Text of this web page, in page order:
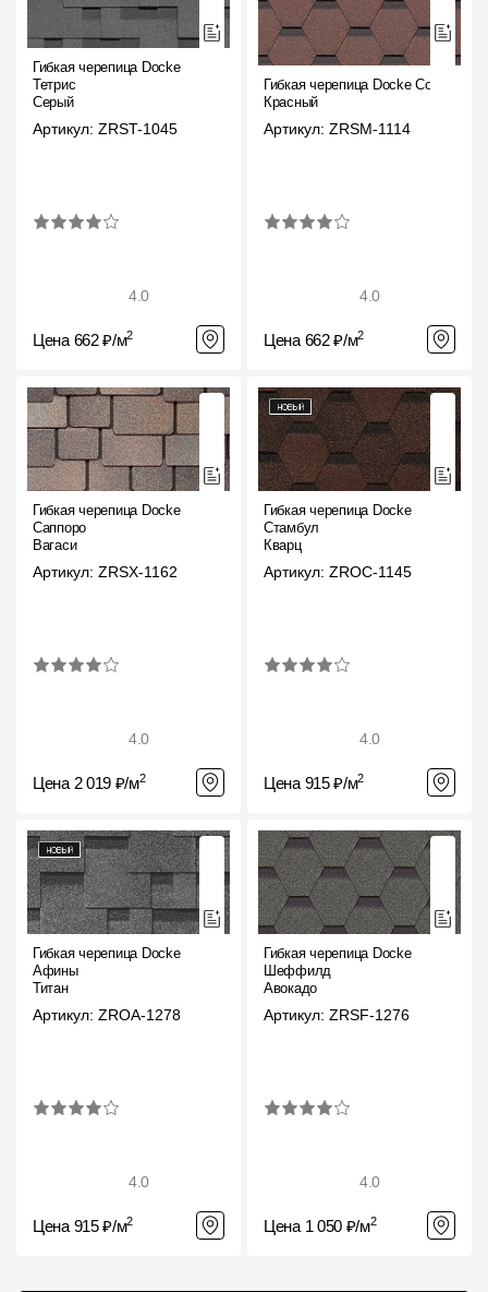
Гибкая черепица Docke
Тетрис
Серый
Артикул: ZRST-1045
4.0
Цена 662 ₽/м2
Гибкая черепица Docke Сота
Красный
Артикул: ZRSM-1114
4.0
Цена 662 ₽/м2
Гибкая черепица Docke
Саппоро
Вагаси
Артикул: ZRSX-1162
4.0
Цена 2 019 ₽/м2
Гибкая черепица Docke
Стамбул
Кварц
Артикул: ZROC-1145
4.0
Цена 915 ₽/м2
Гибкая черепица Docke
Афины
Титан
Артикул: ZROA-1278
4.0
Цена 915 ₽/м2
Гибкая черепица Docke
Шеффилд
Авокадо
Артикул: ZRSF-1276
4.0
Цена 1 050 ₽/м2